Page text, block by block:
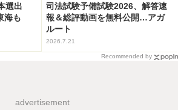
選出
海も
司法試験予備試験2026、解答速
報＆総評動画を無料公開…アガ
ルート
2026.7.21
Recommended by
advertisement